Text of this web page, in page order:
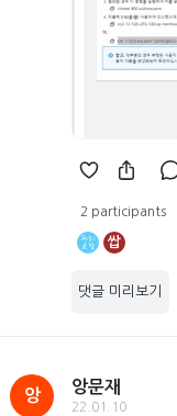
2 participants
쌉
댓글 미리보기
앙
앙문재
22.01.10